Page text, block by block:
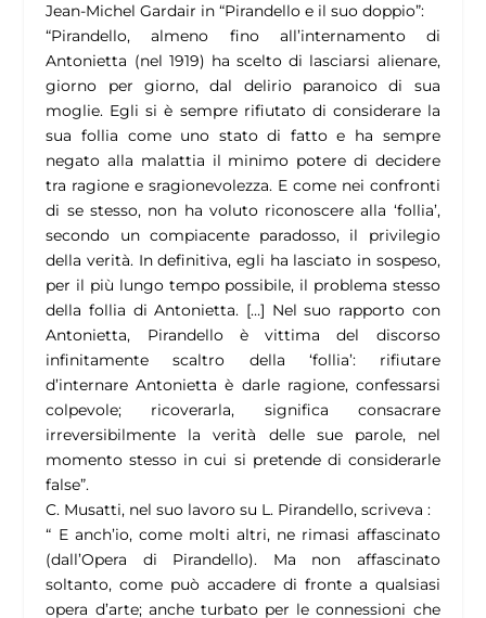
Jean-Michel Gardair in “Pirandello e il suo doppio”:
“Pirandello, almeno fino all’internamento di
Antonietta (nel 1919) hascelto di lasciarsi alienare,
giorno per giorno, dal delirio paranoico di sua
moglie. Egli si è sempre rifiutato di considerare la
sua follia come uno stato di fatto e ha sempre
negato alla malattia il minimo potere di decidere
tra ragione e sragionevolezza. E come nei confronti
di se stesso, non ha voluto riconoscere alla ‘follia’,
secondo un compiacente paradosso, il privilegio
della verità. In definitiva, egli ha lasciato in sospeso,
per il più lungo tempo possibile, il problema stesso
della follia di Antonietta. […] Nel suo rapporto con
Antonietta, Pirandello è vittima del discorso
infinitamente scaltro della ‘follia’: rifiutare
d’internare Antonietta è darle ragione, confessarsi
colpevole; ricoverarla, significa consacrare
irreversibilmente la verità delle sue parole, nel
momento stesso in cui si pretende di considerarle
false”.
C. Musatti, nel suo lavoro su L. Pirandello, scriveva :
“ E anch’io, come molti altri, ne rimasi affascinato
(dall’Opera di Pirandello). Ma non affascinato
soltanto, come può accadere di fronte a qualsiasi
opera d’arte; anche turbato per le connessioni che